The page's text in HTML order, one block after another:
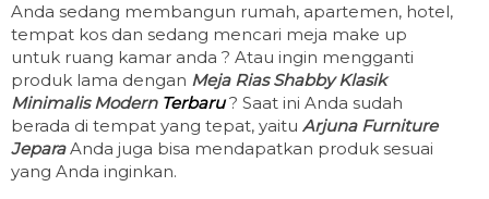
Anda sedang membangun rumah, apartemen, hotel,
tempat kos dan sedang mencari meja make up
untuk ruang kamar anda ? Atau ingin mengganti
produk lama dengan Meja Rias Shabby Klasik
Minimalis Modern Terbaru? Saat ini Anda sudah
berada di tempat yang tepat, yaitu Arjuna Furniture
JeparaAnda juga bisa mendapatkan produk sesuai
yang Anda inginkan.